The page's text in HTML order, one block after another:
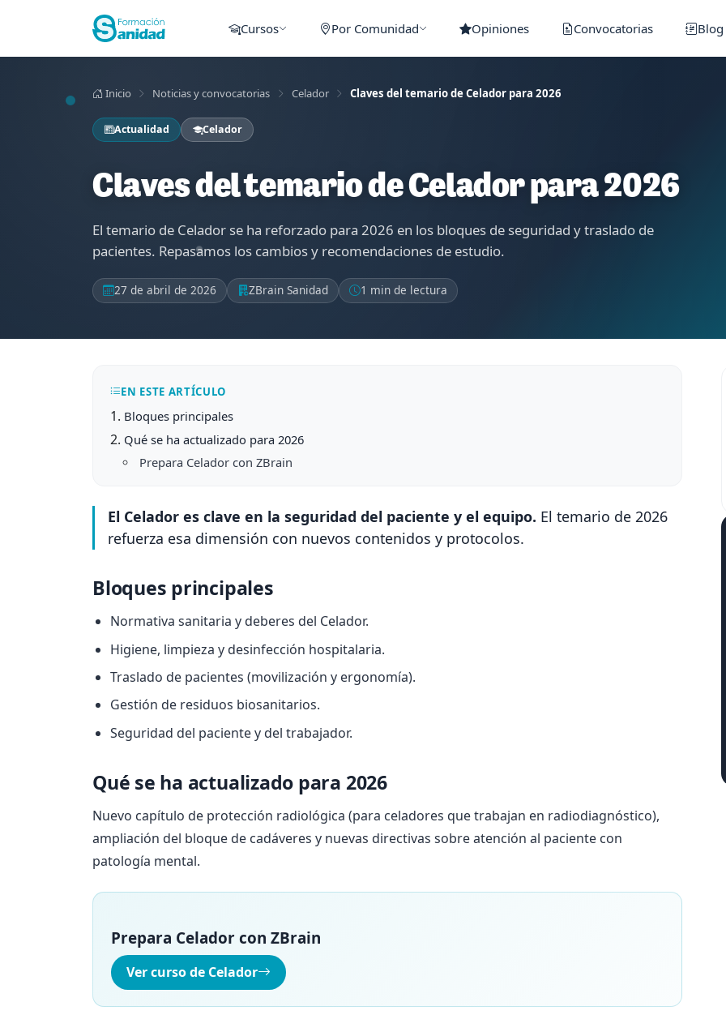
Cursos Por Comunidad Opiniones Convocatorias Blog
Inicio Noticias y convocatorias Celador Claves del temario de Celador para 2026
Actualidad Celador
Claves del temario de Celador para 2026
El temario de Celador se ha reforzado para 2026 en los bloques de seguridad y traslado de
pacientes. Repasamos los cambios y recomendaciones de estudio.
27 de abril de 2026 ZBrain Sanidad 1 min de lectura
EN ESTE ARTÍCULO
Bloques principales
Qué se ha actualizado para 2026
Prepara Celador con ZBrain
El Celador es clave en la seguridad del paciente y el equipo. El temario de 2026
refuerza esa dimensión con nuevos contenidos y protocolos.
Bloques principales
Normativa sanitaria y deberes del Celador.
Higiene, limpieza y desinfección hospitalaria.
Traslado de pacientes (movilización y ergonomía).
Gestión de residuos biosanitarios.
Seguridad del paciente y del trabajador.
Qué se ha actualizado para 2026
Nuevo capítulo de protección radiológica (para celadores que trabajan en radiodiagnóstico),
ampliación del bloque de cadáveres y nuevas directivas sobre atención al paciente con
patología mental.
Prepara Celador con ZBrain
Ver curso de Celador